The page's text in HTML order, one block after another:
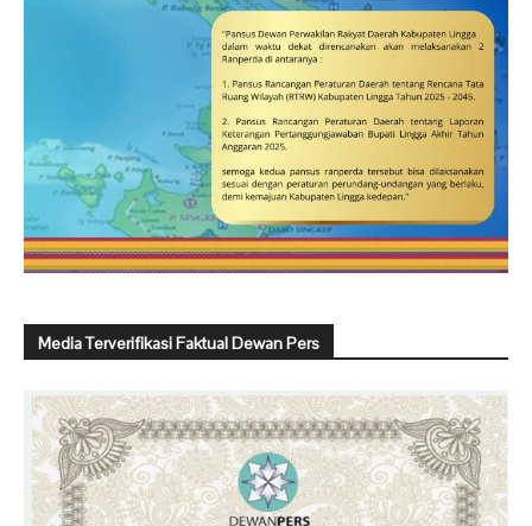
Media Terverifikasi Faktual Dewan Pers